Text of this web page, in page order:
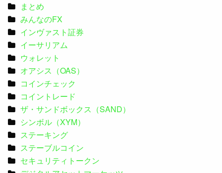
まとめ
みんなのFX
インヴァスト証券
イーサリアム
ウォレット
オアシス（OAS）
コインチェック
コイントレード
ザ・サンドボックス（SAND）
シンボル（XYM）
ステーキング
ステーブルコイン
セキュリティトークン